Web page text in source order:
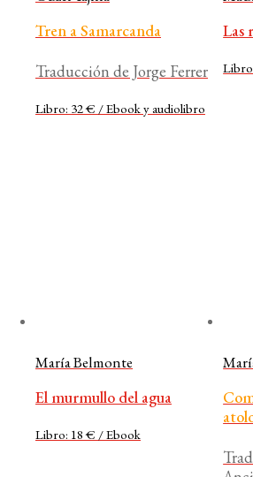
Tren a Samarcanda
Traducción de Jorge Ferrer
Libro: 32 € / Ebook y audiolibro
Las
María Belmonte
El murmullo del agua
Libro: 18 € / Ebook